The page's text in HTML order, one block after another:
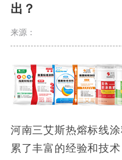
出？
来源：
河南三艾斯热熔标线
累了丰富的经验和技